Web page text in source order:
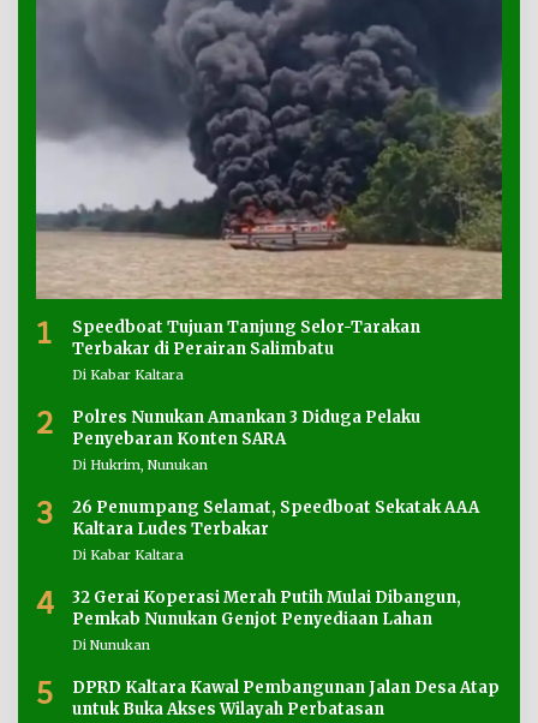
1
Speedboat Tujuan Tanjung Selor-Tarakan
Terbakar di Perairan Salimbatu
Di Kabar Kaltara
2
Polres Nunukan Amankan 3 Diduga Pelaku
Penyebaran Konten SARA
Di Hukrim, Nunukan
3
26 Penumpang Selamat, Speedboat Sekatak AAA
Kaltara Ludes Terbakar
Di Kabar Kaltara
4
32 Gerai Koperasi Merah Putih Mulai Dibangun,
Pemkab Nunukan Genjot Penyediaan Lahan
Di Nunukan
5
DPRD Kaltara Kawal Pembangunan Jalan Desa Atap
untuk Buka Akses Wilayah Perbatasan